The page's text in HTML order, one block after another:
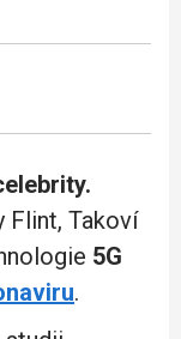
Flint, Takoví
5G
.